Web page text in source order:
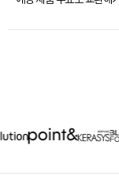
리스트